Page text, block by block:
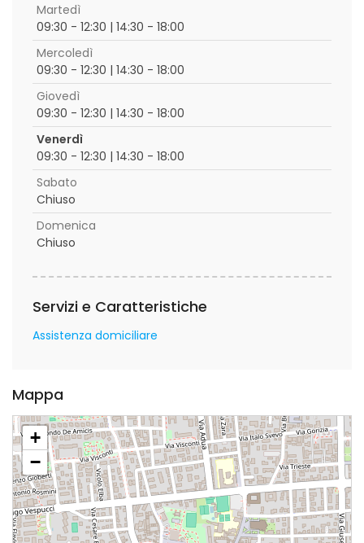
Martedì
09:30 - 12:30 | 14:30 - 18:00
Mercoledì
09:30 - 12:30 | 14:30 - 18:00
Giovedì
09:30 - 12:30 | 14:30 - 18:00
Venerdì
09:30 - 12:30 | 14:30 - 18:00
Sabato
Chiuso
Domenica
Chiuso
Servizi e Caratteristiche
Assistenza domiciliare
Mappa
+
−